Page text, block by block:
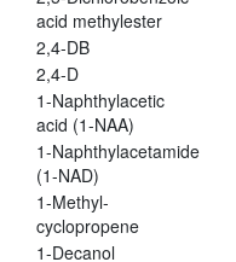
acid methylester
2,4-DB
2,4-D
1-Naphthylacetic
acid (1-NAA)
1-Naphthylacetamide
(1-NAD)
1-Methyl-
cyclopropene
1-Decanol